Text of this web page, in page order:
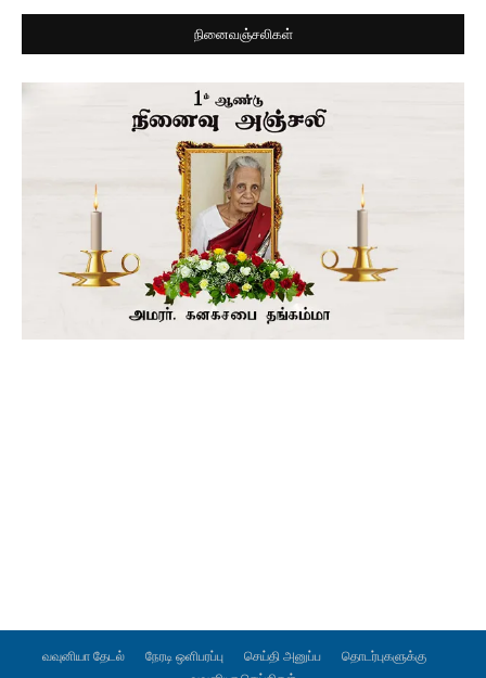
நினைவஞ்சலிகள்
வவுனியா தேடல் நேரடி ஒளிபரப்பு செய்தி அனுப்ப
தொடர்புகளுக்கு